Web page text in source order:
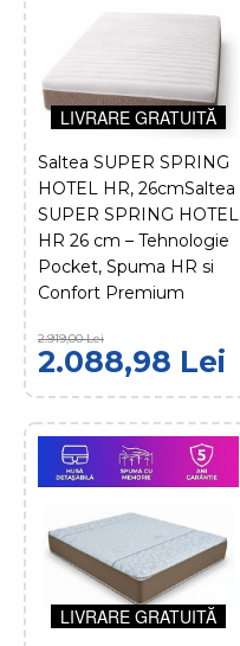
LIVRARE GRATUITĂ
LIVRARE GRATUITĂ
LIVRARE GRATUITĂ
Saltea SUPER SPRING
HOTEL HR, 26cmSaltea
SUPER SPRING HOTEL
HR 26 cm – Tehnologie
Pocket, Spuma HR si
Confort Premium
2.919,00 Lei
2.088,98 Lei
LIVRARE GRATUITĂ